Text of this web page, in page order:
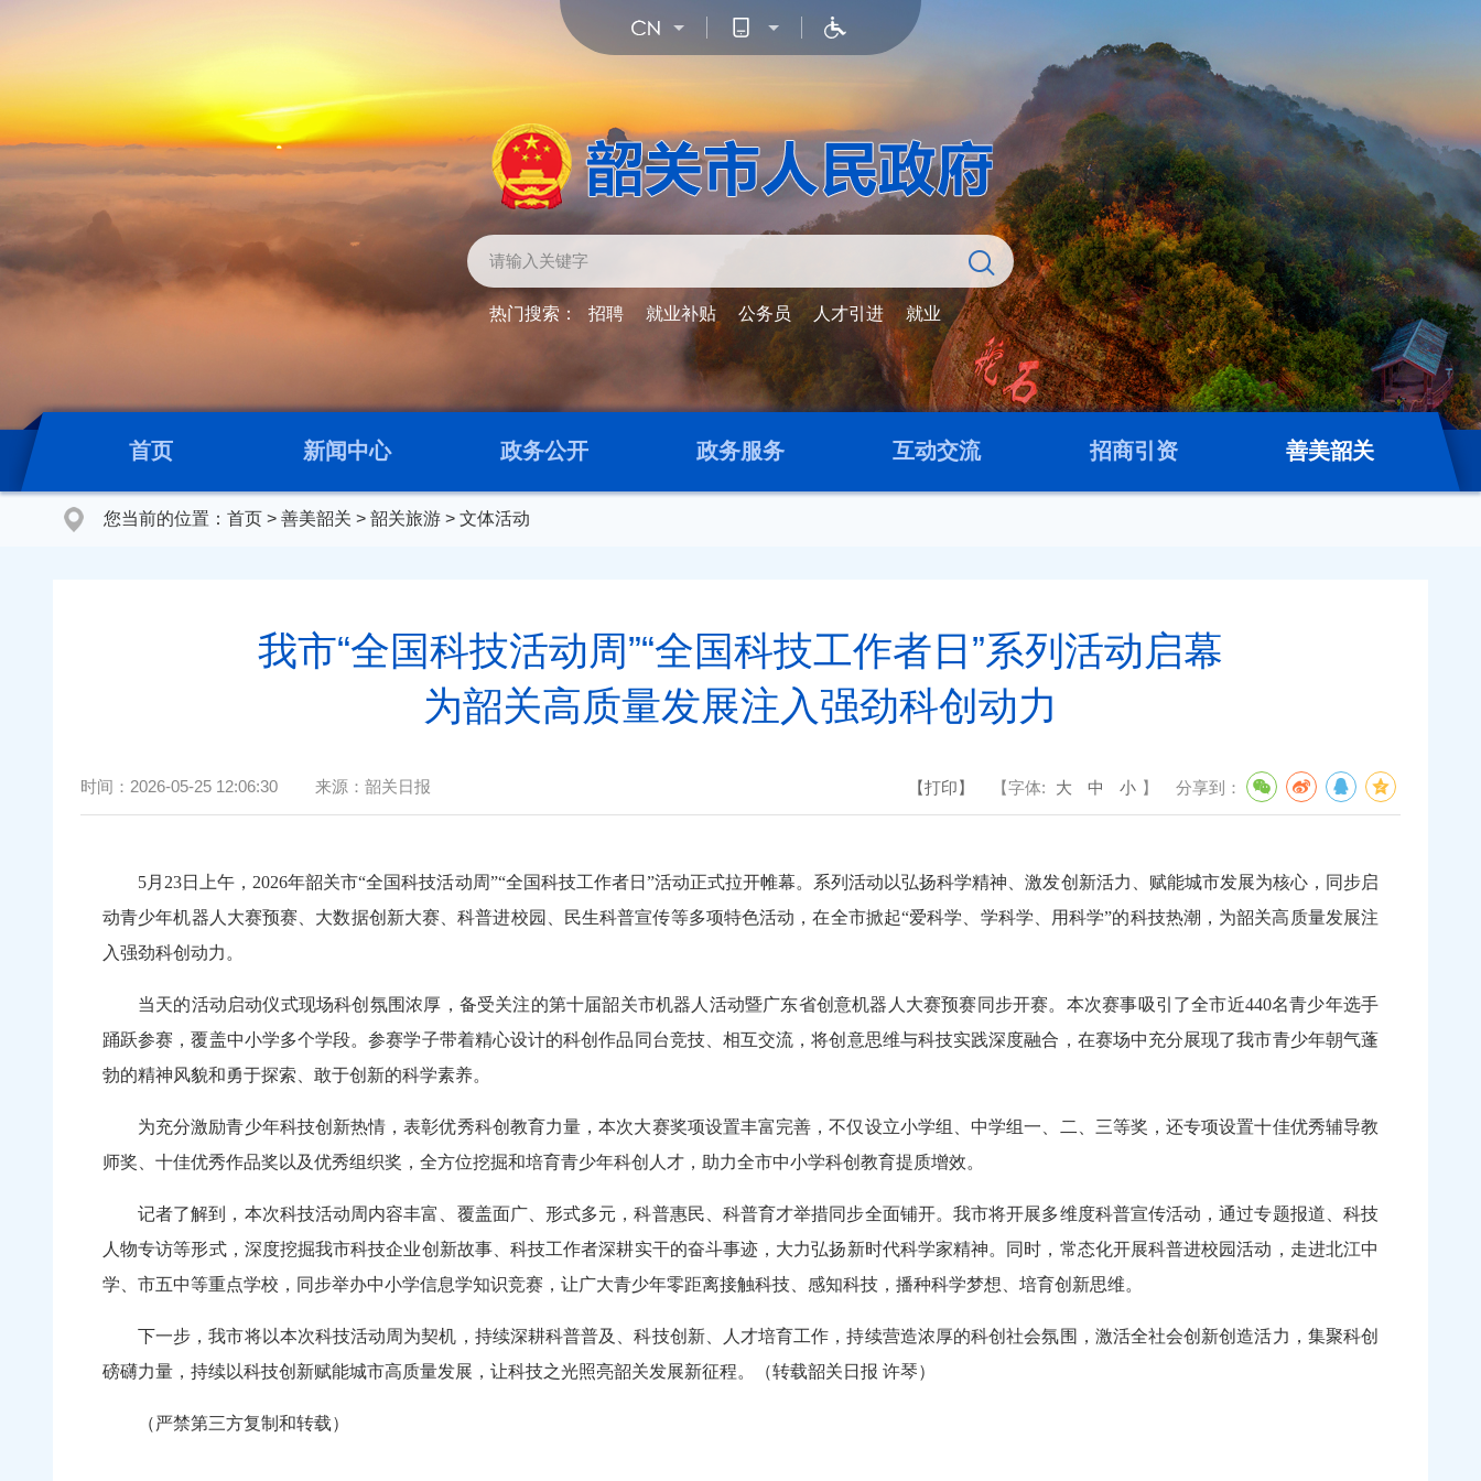
热门搜索： 招聘 就业补贴 公务员 人才引进 就业
首页 新闻中心 政务公开 政务服务 互动交流 招商引资 善美韶关
您当前的位置： 首页 > 善美韶关 > 韶关旅游 > 文体活动
我市“全国科技活动周”“全国科技工作者日”系列活动启幕
为韶关高质量发展注入强劲科创动力
时间： 2026-05-25 12:06:30 来源： 韶关日报 【打印】 【字体: 大 中 小 】 分享到：
5月23日上午，2026年韶关市“全国科技活动周”“全国科技工作者日”活动正式拉开帷幕。系列活动以弘扬科学精神、激发创新活力、赋能城市发展为核心，同步启
动青少年机器人大赛预赛、大数据创新大赛、科普进校园、民生科普宣传等多项特色活动，在全市掀起“爱科学、学科学、用科学”的科技热潮，为韶关高质量发展注
入强劲科创动力。
当天的活动启动仪式现场科创氛围浓厚，备受关注的第十届韶关市机器人活动暨广东省创意机器人大赛预赛同步开赛。本次赛事吸引了全市近440名青少年选手
踊跃参赛，覆盖中小学多个学段。参赛学子带着精心设计的科创作品同台竞技、相互交流，将创意思维与科技实践深度融合，在赛场中充分展现了我市青少年朝气蓬
勃的精神风貌和勇于探索、敢于创新的科学素养。
为充分激励青少年科技创新热情，表彰优秀科创教育力量，本次大赛奖项设置丰富完善，不仅设立小学组、中学组一、二、三等奖，还专项设置十佳优秀辅导教
师奖、十佳优秀作品奖以及优秀组织奖，全方位挖掘和培育青少年科创人才，助力全市中小学科创教育提质增效。
记者了解到，本次科技活动周内容丰富、覆盖面广、形式多元，科普惠民、科普育才举措同步全面铺开。我市将开展多维度科普宣传活动，通过专题报道、科技
人物专访等形式，深度挖掘我市科技企业创新故事、科技工作者深耕实干的奋斗事迹，大力弘扬新时代科学家精神。同时，常态化开展科普进校园活动，走进北江中
学、市五中等重点学校，同步举办中小学信息学知识竞赛，让广大青少年零距离接触科技、感知科技，播种科学梦想、培育创新思维。
下一步，我市将以本次科技活动周为契机，持续深耕科普普及、科技创新、人才培育工作，持续营造浓厚的科创社会氛围，激活全社会创新创造活力，集聚科创
磅礴力量，持续以科技创新赋能城市高质量发展，让科技之光照亮韶关发展新征程。
（转载韶关日报 许琴）
（严禁第三方复制和转载）